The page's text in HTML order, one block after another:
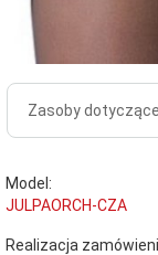
Zasoby
Model:
JULPAORCH-CZA
Realizacja